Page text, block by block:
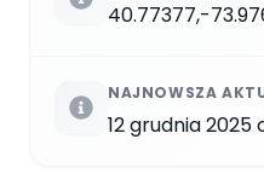
40.77377,-
NAJNOWSZA
12 grudnia 2025